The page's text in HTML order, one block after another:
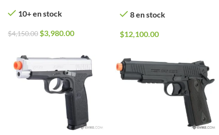
10+ en stock
$4,150.00 $3,980.00
8 en stock
$12,100.00